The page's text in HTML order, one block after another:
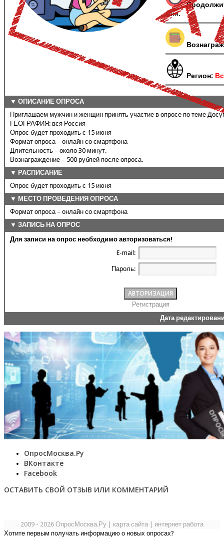
мин.
Регион:
▼ ОПИСАНИЕ ОПРОСА
Приглашаем мужчин и женщин принять участие в опросе по теме
ГЕОГРАФИЯ: вся Россия
Опрос будет проходить с 15 июня
Формат опроса – онлайн со смартфона
Длительность – около 30 минут.
Вознаграждение – 500 рублей после опроса.
▼ РАСПИСАНИЕ
Опрос будет проходить с 15 июня
▼ МЕСТО ПРОВЕДЕНИЯ ОПРОСА
Формат опроса – онлайн со смартфона
▼ ЗАПИСЬ НА ОПРОС
Для записи на опрос необходимо авторизоваться!
E-mail:
Пароль:
Регистрация
Дата
ОпросМосква.Ру
ВКонтакте
Facebook
ОСТАВИТЬ СВОЙ ОТЗЫВ ИЛИ КОММЕНТАРИЙ
2009 - 2026 ОпросМосква.Ру карта сайта
интернет работа
Хотите первым получать информацию о новых опросах?